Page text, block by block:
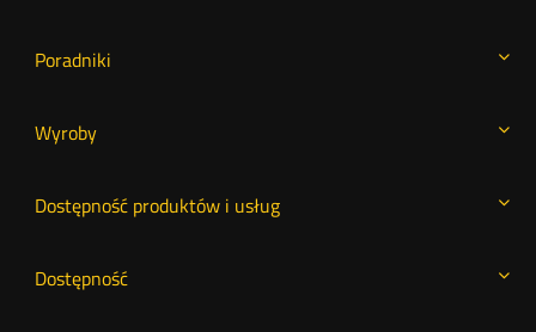
Poradniki
Wyroby
Dostępność produktów i usług
Dostępność